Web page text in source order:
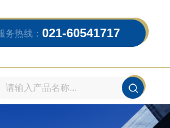
务热线： 021-60541717